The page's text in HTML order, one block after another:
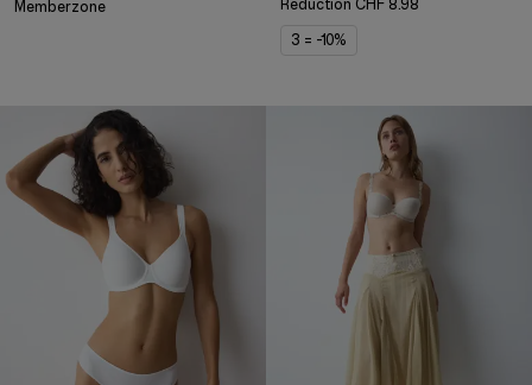
Memberzone Réduction CHF 8.98
3 = -10%